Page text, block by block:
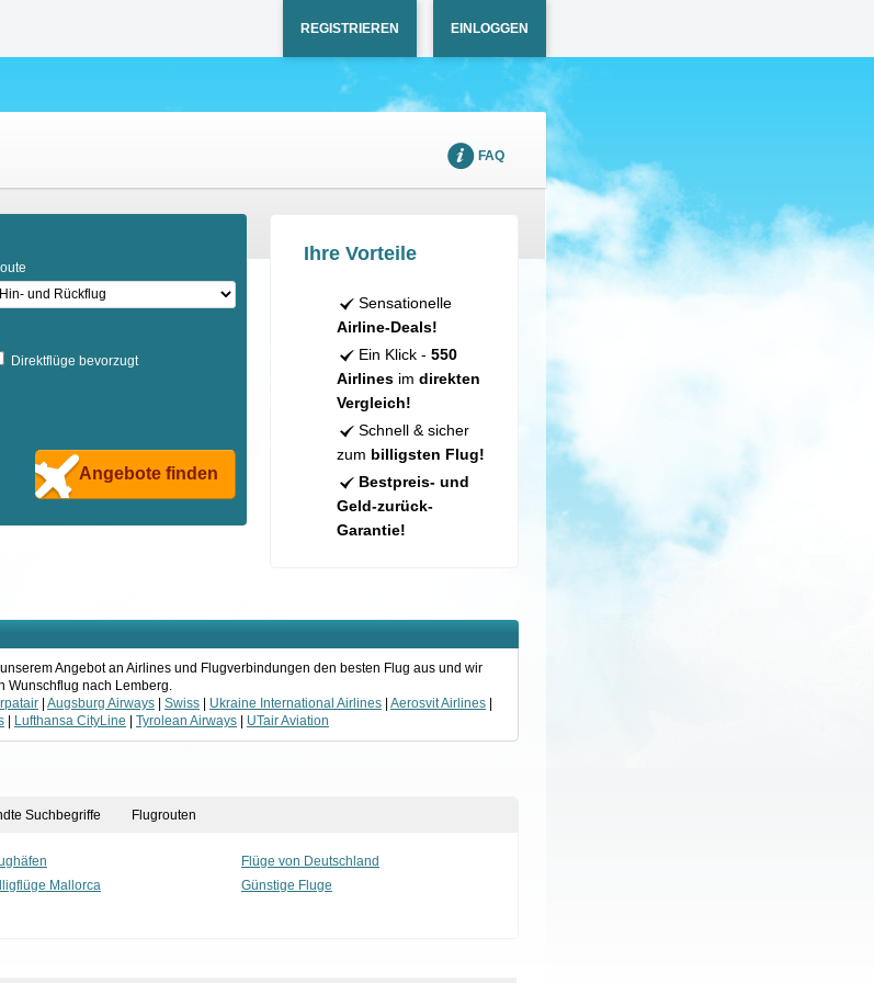
REGISTRIEREN EINLOGGEN
FAQ
Direktflüge bevorzugt
Angebote finden
Ihre Vorteile
Sensationelle
Airline-Deals!
Ein Klick - 550
Airlinesim direkten
Vergleich!
Schnell & sicher
zum billigsten Flug!
Bestpreis- und
Geld-zurück-
Garantie!
Angebot an Airlines und Flugverbindungen den besten Flug aus und wir
Wunschflug nach Lemberg.
| Augsburg Airways| Swiss| Ukraine International Airlines| Aerosvit Airlines|
| Lufthansa CityLine Tyrolean Airways| UTair Aviation
Suchbegriffe Flugrouten
Flüge von Deutschland
Mallorca
Günstige Fluge